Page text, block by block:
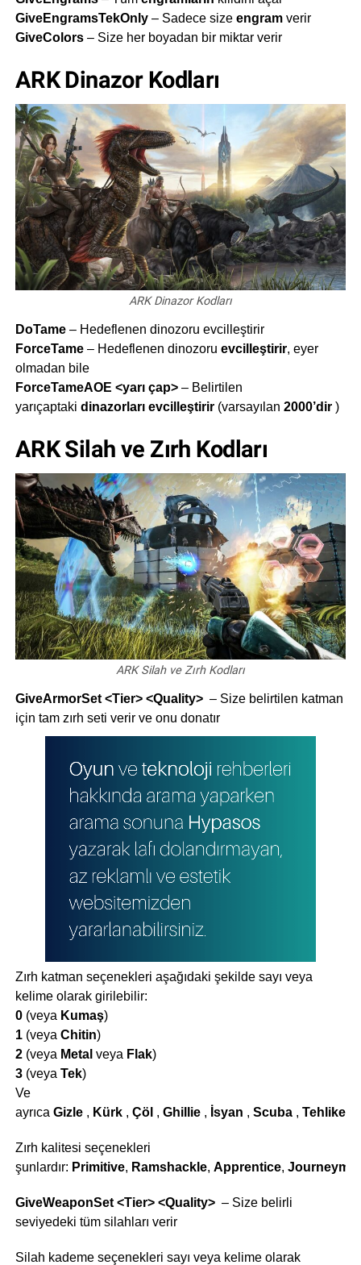
GiveEngramsTekOnly– Sadece size engramverir
GiveColors– Size her boyadan bir miktar verir
ARK Dinazor Kodları
ARK Dinazor Kodları
DoTame– Hedeflenen dinozoru evcilleştirir
ForceTame– Hedeflenen dinozoru evcilleştirir, eyer
olmadan bile
ForceTameAOE <yarı çap>– Belirtilen
yarıçaptaki dinazorları evcilleştirir(varsayılan 2000’dir)
ARK Silah ve Zırh Kodları
ARK Silah ve Zırh Kodları
GiveArmorSet <Tier> <Quality>– Size belirtilen katman
için tam zırh seti verir ve onu donatır
Zırh katman seçenekleri aşağıdaki şekilde sayı veya
kelime olarak girilebilir:
0(veya Kumaş)
1(veya Chitin)
2(veya Metal veya Flak)
3(veya Tek)
Ve
ayrıca Gizle, Kürk, Çöl , Ghillie, İsyan , Scuba, Tehlike
Zırh kalitesi seçenekleri
şunlardır: Primitive, Ramshackle, Apprentice,
GiveWeaponSet <Tier> <Quality> – Size belirli
seviyedeki tüm silahları verir
Silah kademe seçenekleri sayı veya kelime olarak